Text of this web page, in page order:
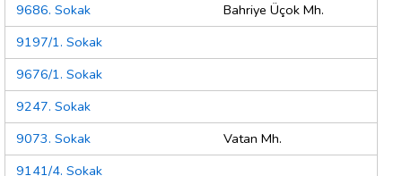
9686. Sokak
Bahriye Üçok Mh.
9197/1. Sokak
9676/1. Sokak
9247. Sokak
9073. Sokak
Vatan Mh.
9141/4. Sokak